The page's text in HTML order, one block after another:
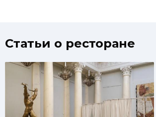
Статьи о ресторане